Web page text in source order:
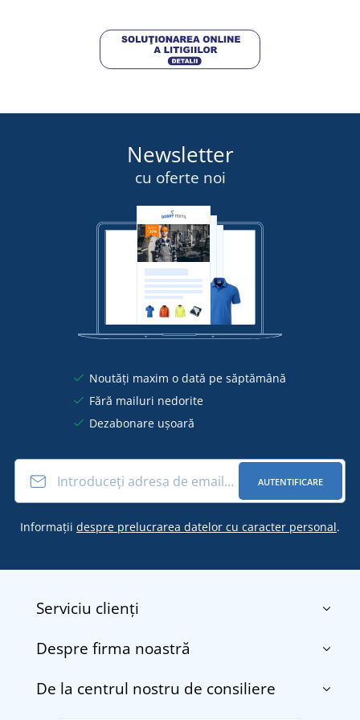
Newsletter
cu oferte noi
Noutăți maxim o dată pe săptămână
Fără mailuri nedorite
Dezabonare ușoară
AUTENTIFICARE
Informații despre prelucrarea datelor cu caracter personal.
Serviciu clienți
Contact
Transport și plată
Despre firma noastră
Despre noi
De la centrul nostru de consiliere